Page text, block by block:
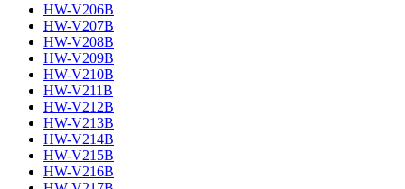
HW-V206B
HW-V207B
HW-V208B
HW-V209B
HW-V210B
HW-V211B
HW-V212B
HW-V213B
HW-V214B
HW-V215B
HW-V216B